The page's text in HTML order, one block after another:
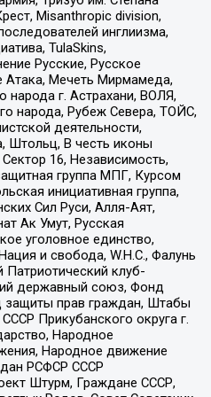
Misanthropic division,
инглиизма,
TulaSkins,
Русские, Русское
Атака, Мечеть Мирмамеда,
народа г. Астрахани, ВОЛЯ,
народа, Рубеж Севера, ТОЙС,
деятельности,
Штольц, В честь иконы
16, Независимость,
группа МПГ, Курсом
инициативная группа,
Сил Руси, Алля-Аят,
Ак Умут, Русская
уголовное единство,
и свобода, W.H.С., Фалунь
клуб-
державный союз, Фонд
защиты прав граждан, Штабы
Прикубанского округа г.
Народное
Народное движение
РСФСР СССР
Штурм, Граждане СССР,